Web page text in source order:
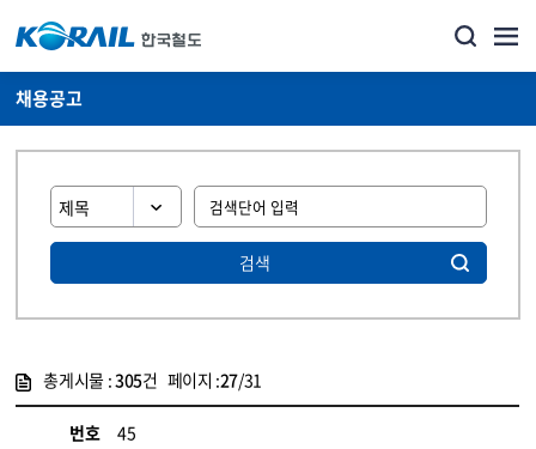
채용공고
검색
총게시물 :305건 페이지 :27/31
번호
45